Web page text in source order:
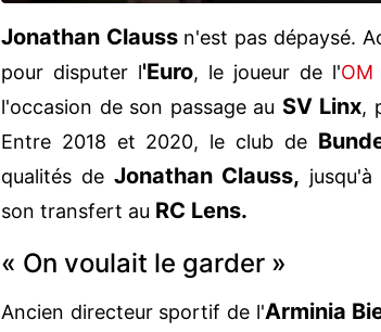
Jonathan Claussn'est pas dépaysé.
pour disputer l'Euro, le joueur de l'OM
l'occasion de son passage au SV Linx,
Entre 2018 et 2020, le club de
qualités de Jonathan Clauss,
son transfert au RC Lens.
« On voulait le garder »
Ancien directeur sportif de l'Arminia